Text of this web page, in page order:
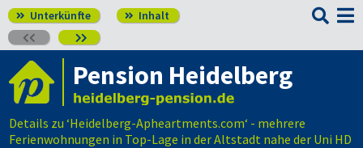
 Unterkünfte  Inhalt
 

Pension Heidelberg
Details zu ‘Heidelberg-Apheartments.com‘ - mehrere
Ferienwohnungen in Top-Lage in der Altstadt nahe der Uni HD